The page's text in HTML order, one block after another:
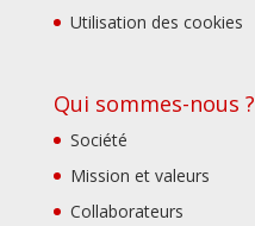
Utilisation des cookies
Qui sommes-nous ?
Société
Mission et valeurs
Collaborateurs